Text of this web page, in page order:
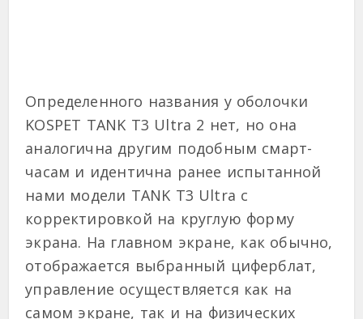
Определенного названия у оболочки
KOSPET TANK T3 Ultra 2 нет, но она
аналогична другим подобным смарт-
часам и идентична ранее испытанной
нами модели TANK T3 Ultra с
корректировкой на круглую форму
экрана. На главном экране, как обычно,
отображается выбранный циферблат,
управление осуществляется как на
самом экране, так и на физических